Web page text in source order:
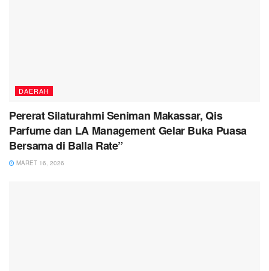
DAERAH
Pererat Silaturahmi Seniman Makassar, Qis
Parfume dan LA Management Gelar Buka Puasa
Bersama di Balla Rate”
MARET 16, 2026